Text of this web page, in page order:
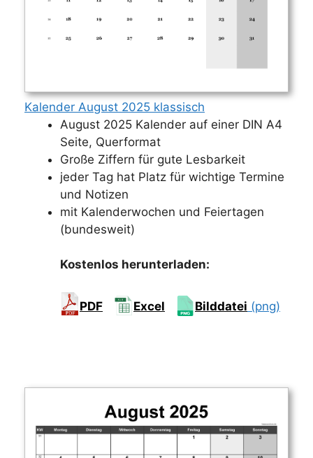
Kalender August 2025 klassisch
August 2025 Kalender auf einer DIN A4
Seite, Querformat
Große Ziffern für gute Lesbarkeit
jeder Tag hat Platz für wichtige Termine
und Notizen
mit Kalenderwochen und Feiertagen
(bundesweit)
Kostenlos herunterladen:
PDF Excel Bilddatei (png)